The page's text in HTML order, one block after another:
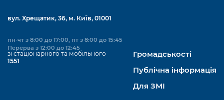
вул. Хрещатик, 36, м. Київ, 01001
пн-чт з 8:00 до 17:00, пт з 8:00 до 15:45
Перерва з 12:00 до 12:45
зі стаціонарного та мобільного
1551
Громадськості
Публічна інформація
Для ЗМІ